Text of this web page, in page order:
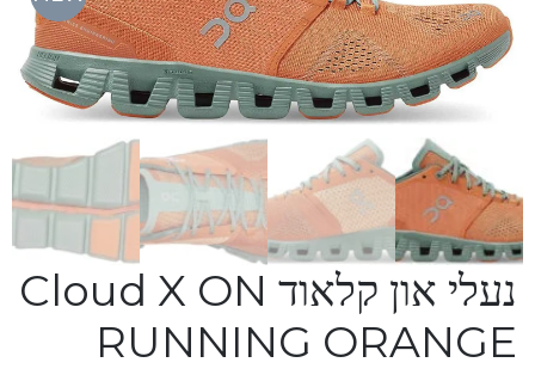
נעלי און קלאוד Cloud X ON
RUNNING ORANGE